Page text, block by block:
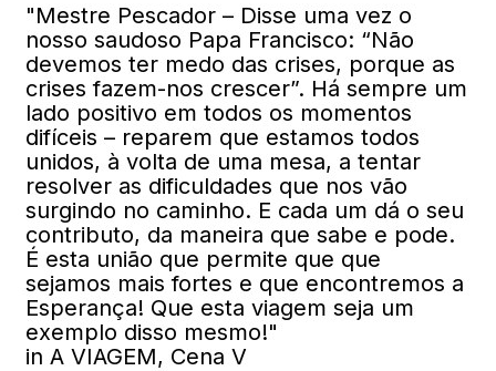
"Mestre Pescador – Disse uma vez o
nosso saudoso Papa Francisco: “Não
devemos ter medo das crises, porque as
crises fazem-nos crescer”. Há sempre um
lado positivo em todos os momentos
difíceis – reparem que estamos todos
unidos, à volta de uma mesa, a tentar
resolver as dificuldades que nos vão
surgindo no caminho. E cada um dá o seu
contributo, da maneira que sabe e pode.
É esta união que permite que que
sejamos mais fortes e que encontremos a
Esperança! Que esta viagem seja um
exemplo disso mesmo!"
in A VIAGEM, Cena V